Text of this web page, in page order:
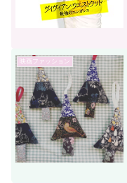
映画ファッション